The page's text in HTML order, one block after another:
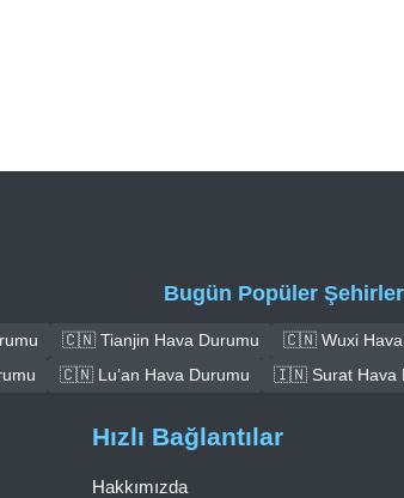
Bugün Popüler Şehirler
🇨🇳 Tianjin Hava Durumu 🇨🇳 Wuxi Hava
🇨🇳 Lu’an Hava Durumu 🇮🇳 Surat Hava
Hızlı Bağlantılar
Hakkımızda